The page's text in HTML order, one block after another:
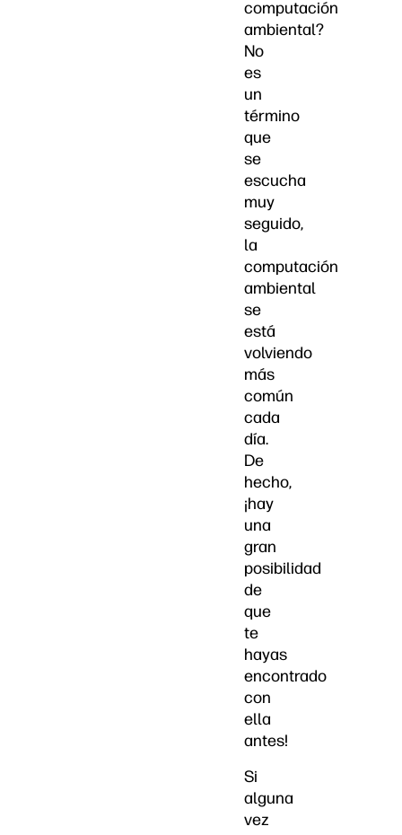
computación
ambiental?
No
es
un
término
que
se
escucha
muy
seguido,
la
computación
ambiental
se
está
volviendo
más
común
cada
día.
De
hecho,
¡hay
una
gran
posibilidad
de
que
te
hayas
encontrado
con
ella
antes!
Si
alguna
vez